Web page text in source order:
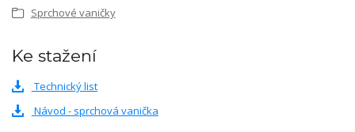
Sprchové vaničky
Ke stažení
Technický list
Návod - sprchová vanička